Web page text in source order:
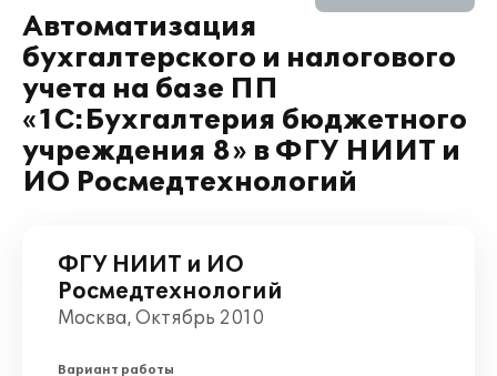
Автоматизация
бухгалтерского и налогового
учета на базе ПП
«1С:Бухгалтерия бюджетного
учреждения 8» в ФГУ НИИТ и
ИО Росмедтехнологий
ФГУ НИИТ и ИО
Росмедтехнологий
Москва, Октябрь 2010
Вариант работы